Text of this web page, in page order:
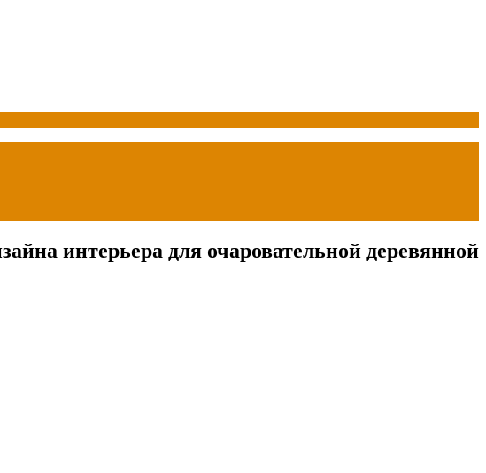
интерьера для очаровательной деревянной